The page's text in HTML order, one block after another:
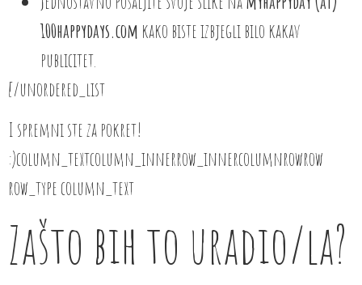
100happydays.com kako biste izbjegli bilo kakav
publicitet.
[/unordered_list
I spremni ste za pokret!
:)column_textcolumn_innerrow_innercolumnrowrow
row_type column_text
Zašto bih to uradio/la?